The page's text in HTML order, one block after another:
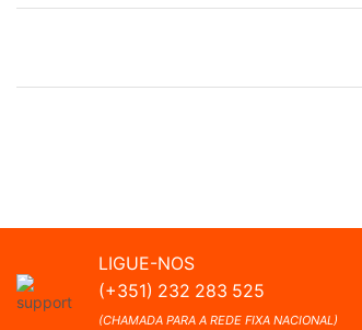
LIGUE-NOS
(+351) 232 283 525
(CHAMADA PARA A REDE FIXA NACIONAL)